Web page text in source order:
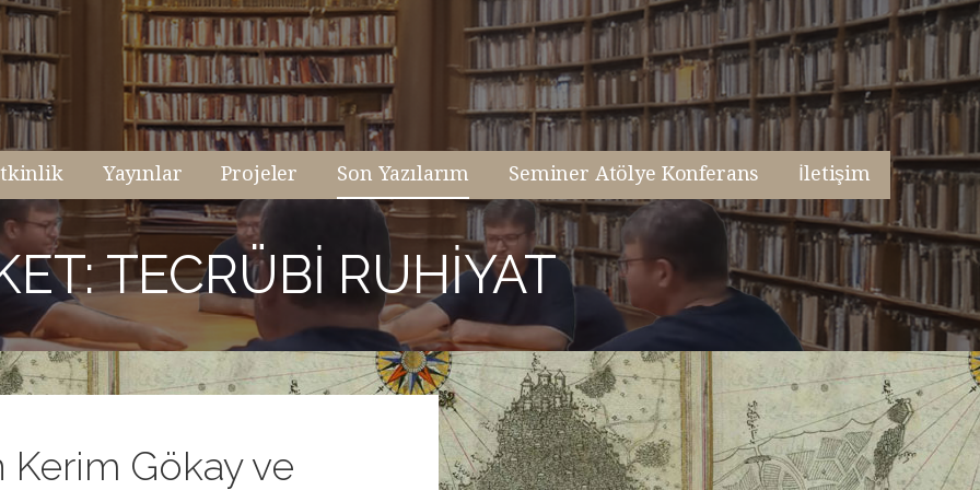
Yayınlar Projeler Son Yazılarım Seminer Atölye Konferans İletişim
TECRÜBI RUHIYAT
Kerim Gökay ve